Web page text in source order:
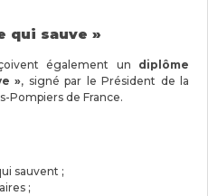
qui sauve »
également un diplôme
», signé par le Président de la
Pompiers de France.
sauvent ;
;